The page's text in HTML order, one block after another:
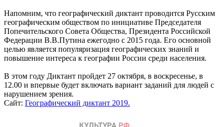
Напомним, что географический диктант проводится Русским
географическим обществом по инициативе Председателя
Попечительского Совета Общества, Президента Российской
Федерации В.В.Путина ежегодно с 2015 года. Его основной
целью является популяризация географических знаний и
повышение интереса к географии России среди населения.
В этом году Диктант пройдет 27 октября, в воскресенье, в
12.00 и впервые будет включать вариант заданий для людей с
нарушением зрения.
Сайт: Географический диктант 2019.